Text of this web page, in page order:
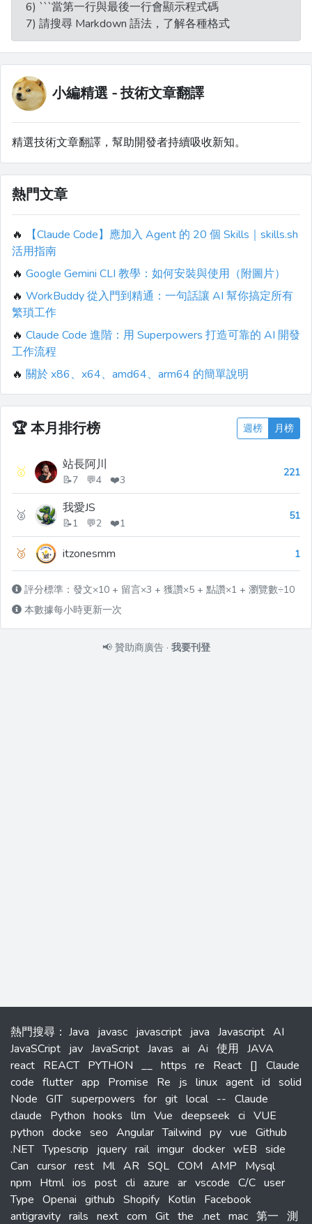
6) ```當第一行與最後一行會顯示程式碼
7) 請搜尋 Markdown 語法，了解各種格式
小編精選 - 技術文章翻譯
精選技術文章翻譯，幫助開發者持續吸收新知。
熱門文章
🔥
【Claude Code】應加入 Agent 的 20 個 Skills｜skills.sh
活用指南
🔥 Google Gemini CLI 教學：如何安裝與使用（附圖片）
🔥 WorkBuddy 從入門到精通：一句話讓 AI 幫你搞定所有
繁瑣工作
🔥 Claude Code 進階：用 Superpowers 打造可靠的 AI 開發
工作流程
🔥 關於 x86、x64、amd64、arm64 的簡單說明
🏆本月排行榜 週榜 月榜
🥇 站長阿川
📝7 💬4 ❤️3
221
🥈 我愛JS
📝1 💬2 ❤️1
51
🥉 itzonesmm 1
評分標準：發文×10 + 留言×3 + 獲讚×5 + 點讚×1 + 瀏覽數÷10
本數據每小時更新一次
📢 贊助商廣告 · 我要刊登
熱門搜尋 ： Java javasc javascript java Javascript AI
JavaSCript jav JavaScript Javas ai Ai 使用 JAVA
react REACT PYTHON __ https re React []
Claude
code flutter app Promise Re js linux agent id solid
Node GIT superpowers for git local -- Claude
claude
Python hooks llm Vue deepseek ci VUE
python docke seo Angular Tailwind py vue Github
.NET Typescrip jquery rail imgur docker wEB side
Can cursor rest Ml AR SQL COM AMP
Mysql
npm
Html ios post cli azure ar vscode C/C user
Type Openai github Shopify Kotlin
Facebook
antigravity rails next com Git the .net mac 第一 測